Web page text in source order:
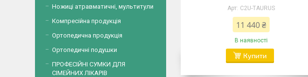
C2U-TAURUS
11 440 ₴
В наявності
Купити
Ножиці атравматичні, мультитули
Компресійна продукція
Ортопедична продукція
Ортопедичні подушки
ПРОФЕСІЙНІ СУМКИ ДЛЯ
СІМЕЙНИХ ЛІКАРІВ